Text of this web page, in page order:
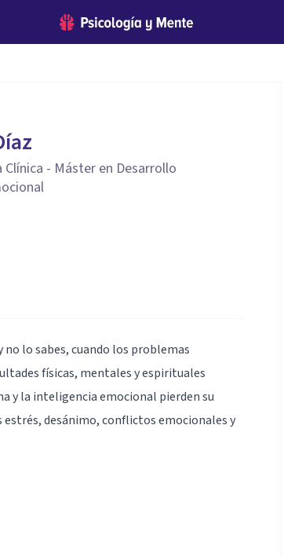
- Máster en Desarrollo
no lo sabes, cuando los problemas
físicas, mentales y espirituales
y la inteligencia emocional pierden su
desánimo, conflictos emocionales y